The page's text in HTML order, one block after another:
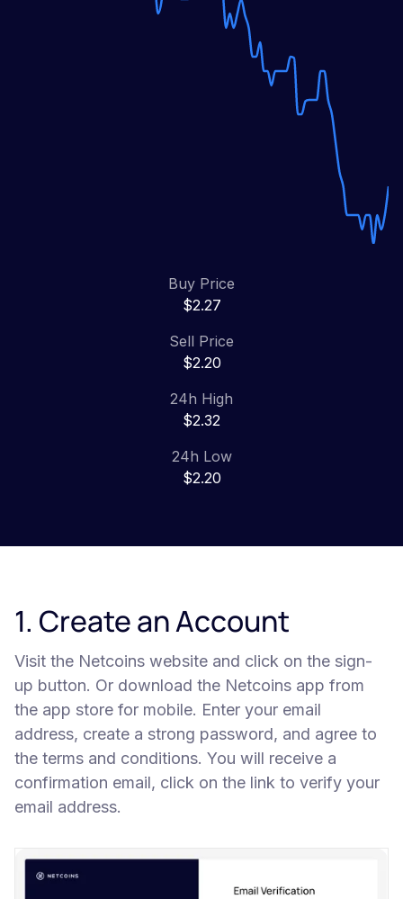
Buy Price
$2.27
Sell Price
$2.20
24h High
$2.32
24h Low
$2.20
1. Create an Account
Visit the Netcoins website and click on the sign-
up button. Or download the Netcoins app from
the app store for mobile. Enter your email
address, create a strong password, and agree to
the terms and conditions. You will receive a
confirmation email, click on the link to verify your
email address.